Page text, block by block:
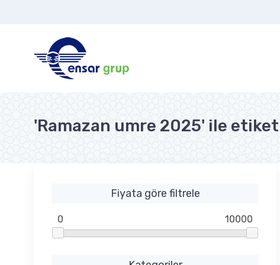
'Ramazan umre 2025' ile
Fiyata göre filtrele
0 10000